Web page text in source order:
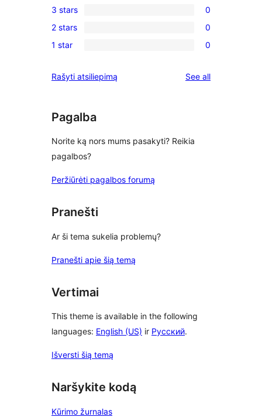
star
reviews
4-
star
reviews
0
3-
star
3 stars 0
0
2-
reviews
2 stars 0
0
star
1 star 0
Rašyti atsiliepimą See allreviews
Pagalba
Norite ką nors mums pasakyti? Reikia
pagalbos?
Peržiūrėti pagalbos forumą
Pranešti
Ar ši tema sukelia problemų?
Pranešti apie šią temą
Vertimai
This theme is available in the following
languages: English (US) ir Русский.
Išversti šią temą
Naršykite kodą
Kūrimo žurnalas